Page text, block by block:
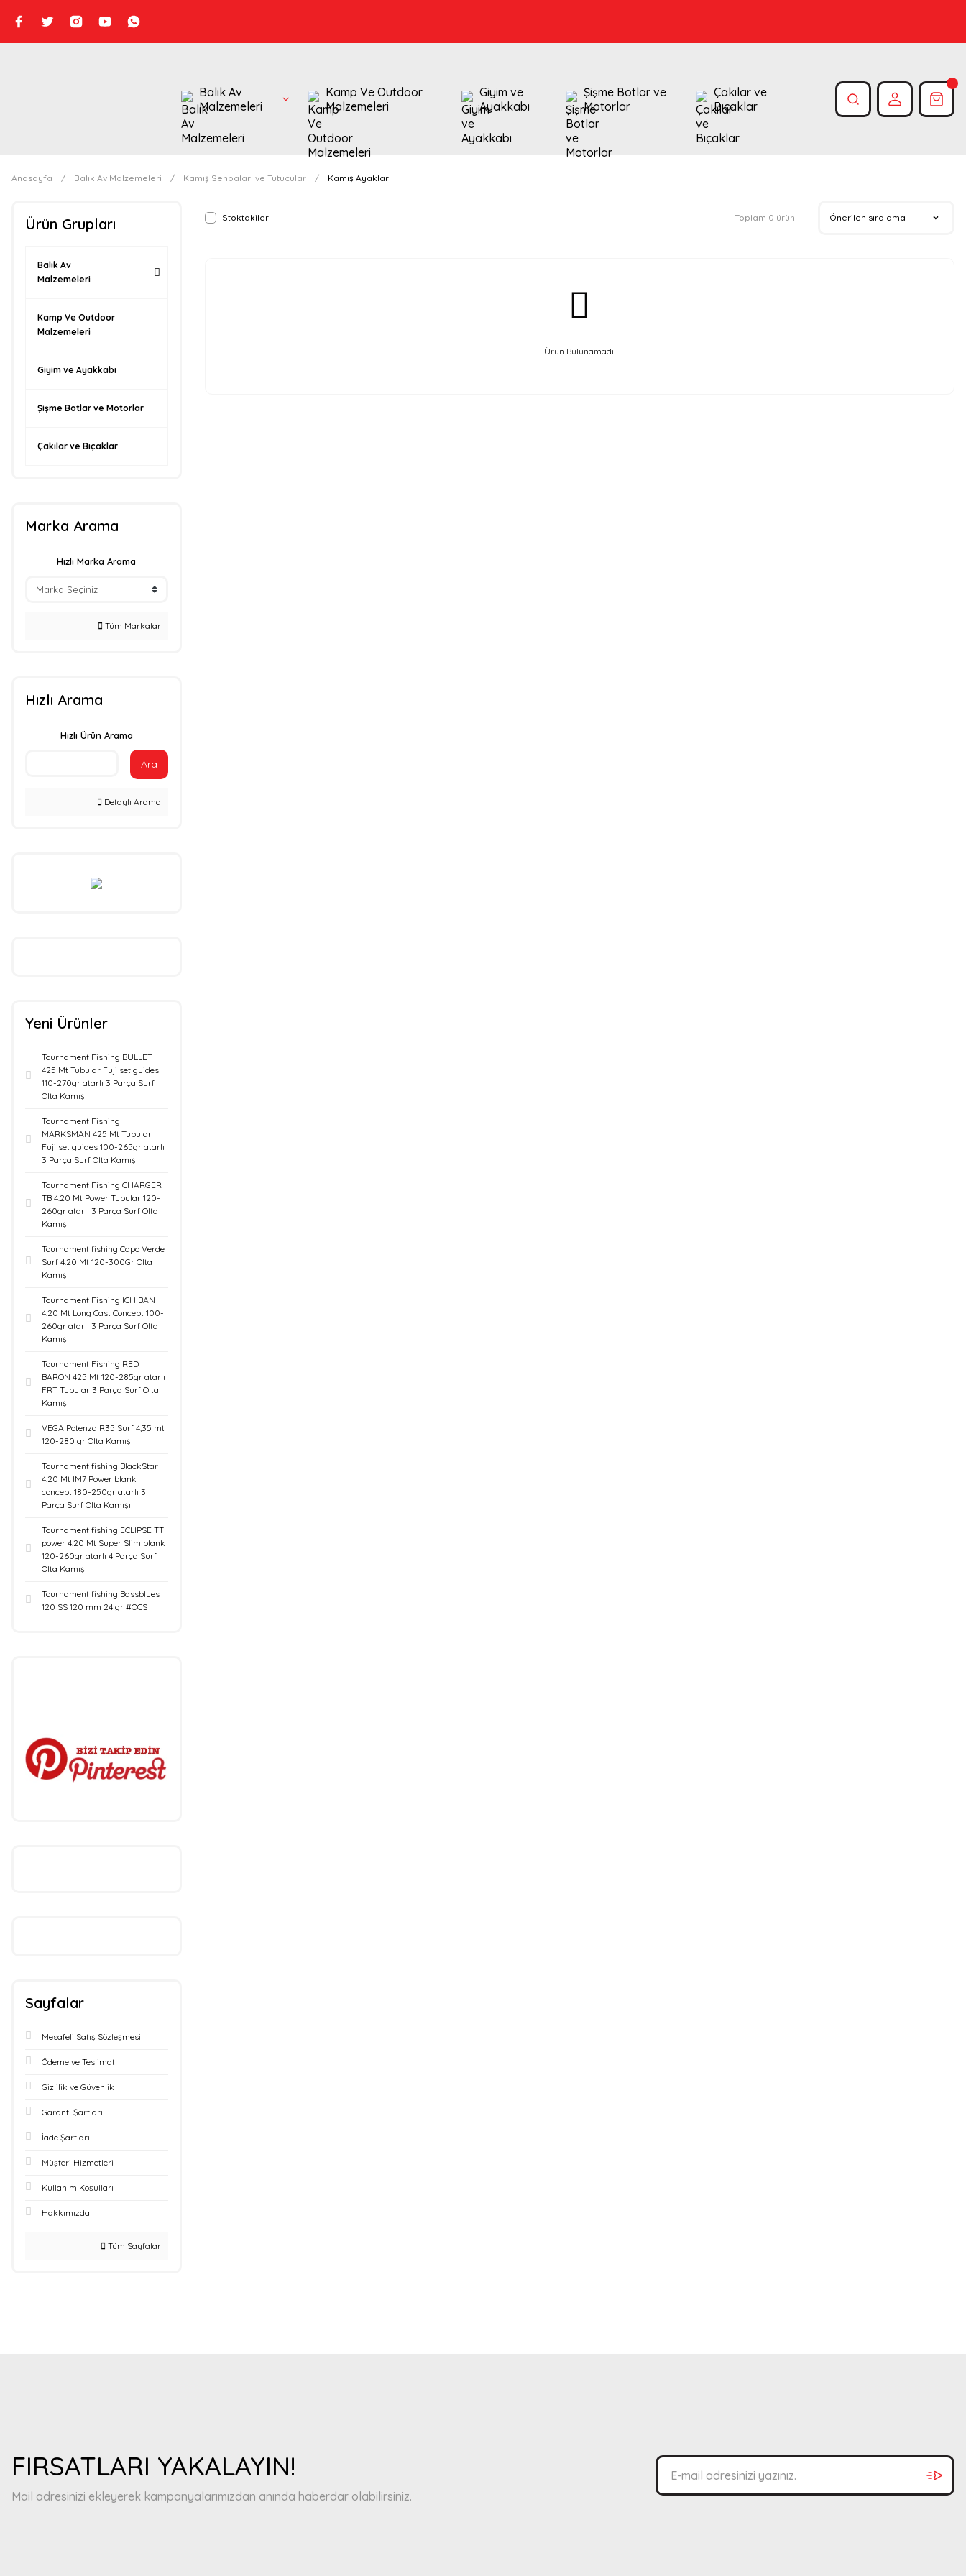
Balık Av
Malzemeleri
Kamp Ve Outdoor
Malzemeleri
Giyim ve
Ayakkabı
Şişme Botlar ve
Motorlar
Çakılar ve
Bıçaklar
Anasayfa Balık Av Malzemeleri Kamış Sehpaları ve Tutucular Kamış Ayakları
Ürün Grupları
Balık Av
Malzemeleri
Kamp Ve Outdoor
Malzemeleri
Giyim ve Ayakkabı
Şişme Botlar ve Motorlar
Çakılar ve Bıçaklar
Marka Arama
Hızlı Marka Arama
Tüm Markalar
Hızlı Arama
Hızlı Ürün Arama
Ara
Detaylı Arama
Yeni Ürünler
Tournament Fishing BULLET
425 Mt Tubular Fuji set guides
110-270gr atarlı 3 Parça Surf
Olta Kamışı
Tournament Fishing
MARKSMAN 425 Mt Tubular
Fuji set guides 100-265gr atarlı
3 Parça Surf Olta Kamışı
Tournament Fishing CHARGER
TB 4.20 Mt Power Tubular 120-
260gr atarlı 3 Parça Surf Olta
Kamışı
Tournament fishing Capo Verde
Surf 4.20 Mt 120-300Gr Olta
Kamışı
Tournament Fishing ICHIBAN
4.20 Mt Long Cast Concept 100-
260gr atarlı 3 Parça Surf Olta
Kamışı
Tournament Fishing RED
BARON 425 Mt 120-285gr atarlı
FRT Tubular 3 Parça Surf Olta
Kamışı
VEGA Potenza R35 Surf 4,35 mt
120-280 gr Olta Kamışı
Tournament fishing BlackStar
4.20 Mt IM7 Power blank
concept 180-250gr atarlı 3
Parça Surf Olta Kamışı
Tournament fishing ECLIPSE TT
power 4.20 Mt Super Slim blank
120-260gr atarlı 4 Parça Surf
Olta Kamışı
Tournament fishing Bassblues
120 SS 120 mm 24 gr #OCS
Sayfalar
Mesafeli Satış Sözleşmesi
Ödeme ve Teslimat
Gizlilik ve Güvenlik
Garanti Şartları
İade Şartları
Müşteri Hizmetleri
Kullanım Koşulları
Hakkımızda
Tüm Sayfalar
Stoktakiler Toplam 0 ürün
Ürün Bulunamadı.
FIRSATLARI YAKALAYIN!
Mail adresinizi ekleyerek kampanyalarımızdan anında haberdar olabilirsiniz.